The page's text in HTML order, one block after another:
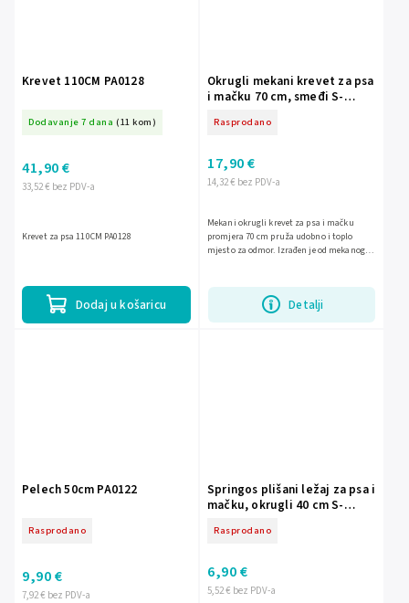
Krevet 110CM PA0128
Dodavanje 7 dana (11 kom)
33,52 € bez PDV-a
41,90 €
Dodaj u košaricu
Krevet za psa 110CM PA0128
Okrugli mekani krevet za psa
i mačku 70 cm, smeđi S-
Rasprodano
14,32 € bez PDV-a
17,90 €
Detalji
Mekani okrugli krevet za psa i mačku
promjera 70 cm pruža udobno i toplo
mjesto za odmor. Izrađen je od mekanog
Pelech 50cm PA0122
Rasprodano
7,92 € bez PDV-a
9,90 €
Springos plišani ležaj za psa i
mačku, okrugli 40 cm S-
Rasprodano
5,52 € bez PDV-a
6,90 €